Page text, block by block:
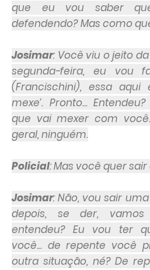
que eu vou saber
defendendo? Mas como
Josimar: Você viu o jeito
segunda-feira, eu vou
(Francischini), essa
mexe’. Pronto...
que vai mexer com
geral, ninguém.
Policial: Mas você quer sair
Josimar: Não, vou sair
depois, se der,
entendeu? Eu vou ter
você... de repente você
outra situação, né? De